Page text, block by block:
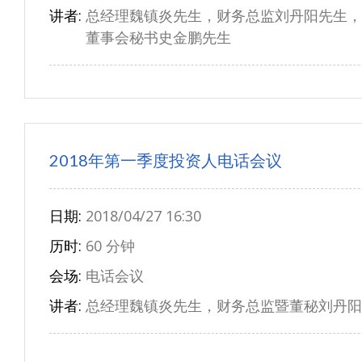
讲者: 总经理魏镇炎先生，财务总监刘丹阳先生
董事会秘书史金鹏先生
2018年第一季度投资人电话会议
日期: 2018/04/27 16:30
历时: 60 分钟
会场: 电话会议
讲者: 总经理魏镇炎先生，财务总监暨董秘刘丹